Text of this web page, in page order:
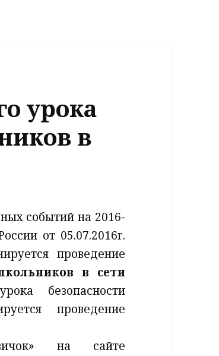
урока
в
событий на 2016-
от 05.07.2016г.
проведение
в сети
безопасности
проведение
на сайте